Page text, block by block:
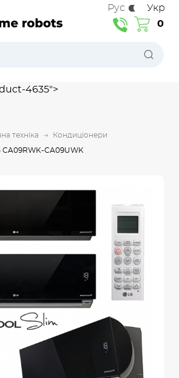
4635">
0
Рус Укр
техніка Кондиціонери
CA09UWK